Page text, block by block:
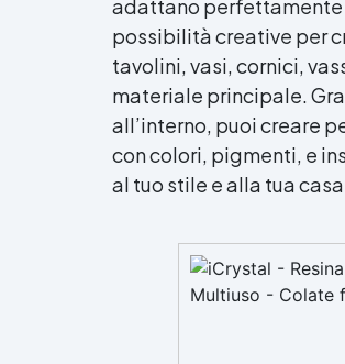
adattano perfettamente
possibilità creative per
tavolini, vasi, cornici,
materiale principale.
all’interno, puoi creare
con colori, pigmenti, e
al tuo stile e alla tua